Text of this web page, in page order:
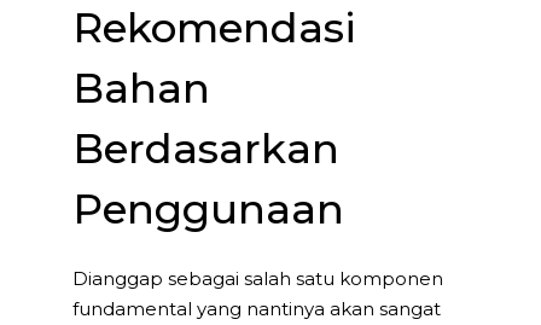
Rekomendasi
Bahan
Berdasarkan
Penggunaan
Dianggap sebagai salah satu komponen
fundamental yang nantinya akan sangat